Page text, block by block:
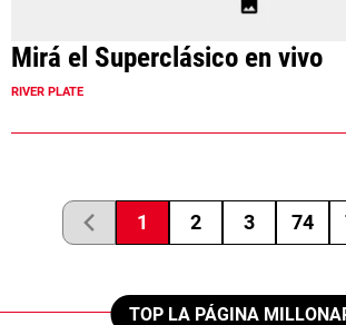
Mirá el Superclásico en vivo
RIVER PLATE
1 2 3 74
TOP LA PÁGINA